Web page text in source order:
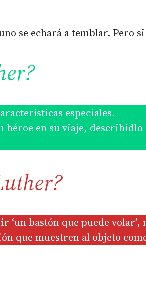
se echará a temblar.
especiales.
héroe en su viaje, describidlo
bastón que puede
que muestren al objeto